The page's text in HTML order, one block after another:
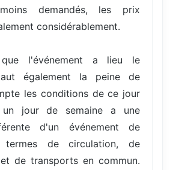
demandés, les prix
considérablement.
l'événement a lieu le
également la peine de
les conditions de ce jour
jour de semaine a une
d'un événement de
termes de circulation, de
de transports en commun.